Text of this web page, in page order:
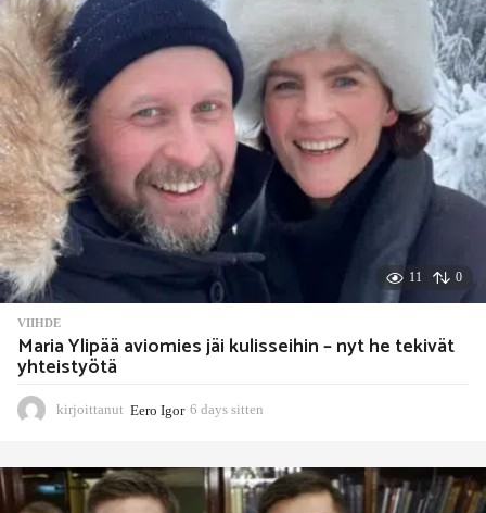
t
e
n
11 0
VIIHDE
Maria Ylipää aviomies jäi kulisseihin – nyt he tekivät
yhteistyötä
kirjoittanut Eero Igor 6 days sitten
y
s